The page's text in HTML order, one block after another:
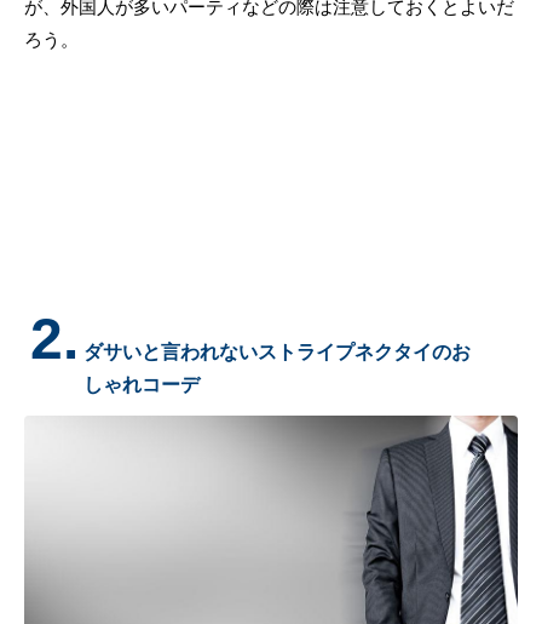
が、外国人が多いパーティなどの際は注意しておくとよいだ
ろう。
2. ダサいと言われないストライプネクタイのお
しゃれコーデ